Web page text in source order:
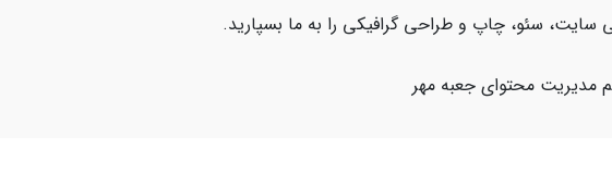
سایت، سئو، چاپ و طراحی گرافیکی را به ما بسپارید.
مدیریت محتوای جعبه مهر